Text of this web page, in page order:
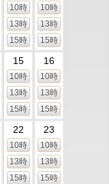
10時
13時
15時
10時
13時
15時
15
10時
13時
15時
16
10時
13時
15時
22
10時
13時
15時
23
10時
13時
15時